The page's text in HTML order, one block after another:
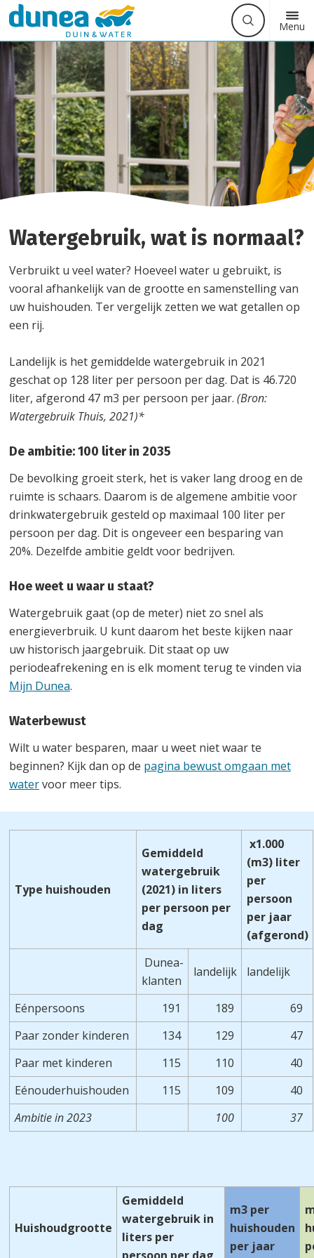
Button
label
Menu
Waarmee
kunnen
we
u
helpen?
Watergebruik, wat is normaal?
Verbruikt u veel water? Hoeveel water u gebruikt, is
vooral afhankelijk van de grootte en samenstelling van
uw huishouden. Ter vergelijk zetten we wat getallen op
een rij.
Landelijk is het gemiddelde watergebruik in 2021
geschat op 128 liter per persoon per dag. Dat is 46.720
liter, afgerond 47 m3 per persoon per jaar. (Bron:
Watergebruik Thuis, 2021)*
De ambitie: 100 liter in 2035
De bevolking groeit sterk, het is vaker lang droog en de
ruimte is schaars. Daarom is de algemene ambitie voor
drinkwatergebruik gesteld op maximaal 100 liter per
persoon per dag. Dit is ongeveer een besparing van
20%. Dezelfde ambitie geldt voor bedrijven.
Hoe weet u waar u staat?
Watergebruik gaat (op de meter) niet zo snel als
energieverbruik. U kunt daarom het beste kijken naar
uw historisch jaargebruik. Dit staat op uw
periodeafrekening en is elk moment terug te vinden via
Mijn Dunea.
Waterbewust
Wilt u water besparen, maar u weet niet waar te
beginnen? Kijk dan op de pagina bewust omgaan met
watervoor meer tips.
Type huishouden
Gemiddeld
watergebruik
(2021) in liters
per persoon per
dag
x1.000
(m3) liter
per
persoon
per jaar
(afgerond)
Dunea-
klanten
landelijk landelijk
Eénpersoons 191 189
69
Paar zonder kinderen
134 129
47
Paar met kinderen
115 110
40
Eénouderhuishouden
115 109
40
Ambitie in 2023
100 37
Huishoudgrootte
Gemiddeld
watergebruik in
liters per
m3 per
huishouden
per jaar